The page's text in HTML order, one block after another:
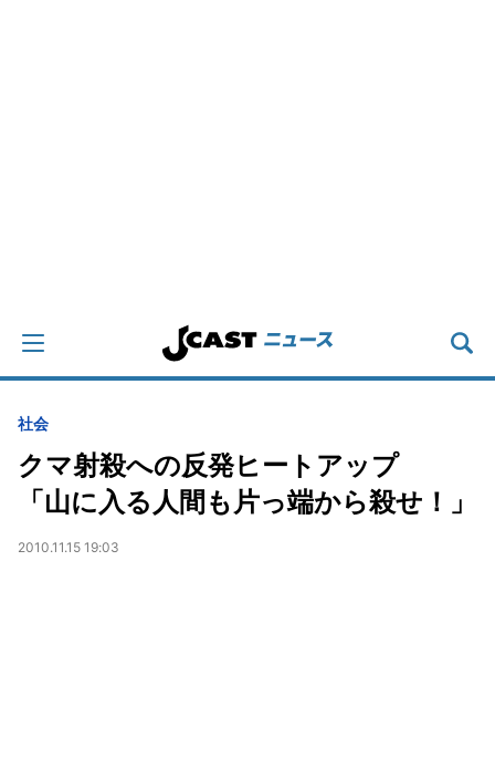
社会
クマ射殺への反発ヒートアップ
「山に入る人間も片っ端から殺せ！」
2010.11.15 19:03